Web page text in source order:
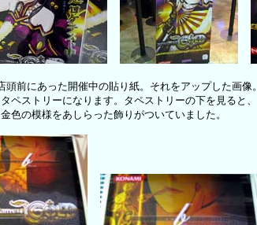
頭前にあった開催中の貼り紙。それをアップした画像。
ペストリーになります。タペストリーの下を見ると、
金色の模様をあしらった飾りがついていました。